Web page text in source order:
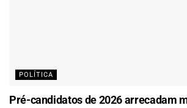
POLÍTICA
Pré-candidatos de 2026 arrecadam